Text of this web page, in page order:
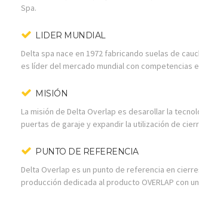
Spa.
LIDER MUNDIAL
Delta spa nace en 1972 fabricando suelas de
es líder del mercado mundial con competencias
MISIÓN
La misión de Delta Overlap es desarollar la
puertas de garaje y expandir la utilización de
PUNTO DE REFERENCIA
Delta Overlap es un punto de referencia en
producción dedicada al producto OVERLAP con